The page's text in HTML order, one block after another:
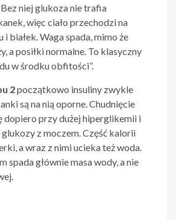
niej glukoza nie trafia
więc ciało przechodzi na
i białek. Waga spada, mimo że
a posiłki normalne. To klasyczny
w środku obfitości”.
2początkowo insuliny zwykle
są na nią oporne. Chudnięcie
dopiero przy dużej hiperglikemii i
z moczem. Część kalorii
a wraz z nimi ucieka też woda.
spada głównie masa wody, a nie